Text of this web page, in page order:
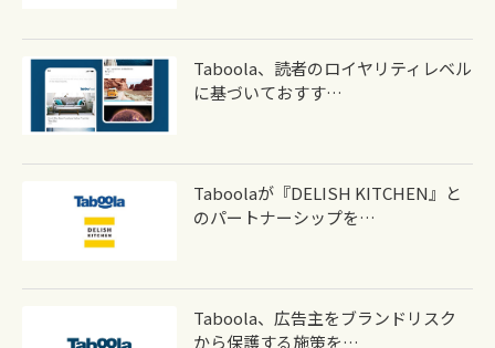
Taboola、読者のロイヤリティレベル
に基づいておすす…
Taboolaが『DELISH KITCHEN』と
のパートナーシップを…
Taboola、広告主をブランドリスク
から保護する施策を…